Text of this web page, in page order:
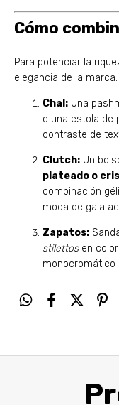
Cómo
Para potenciar la
elegancia de la marca:
Chal: Una
o una estola de
contraste de
Clutch: Un
plateado o
combinación
moda de gala
Zapatos:
stilettosen color
monocromático